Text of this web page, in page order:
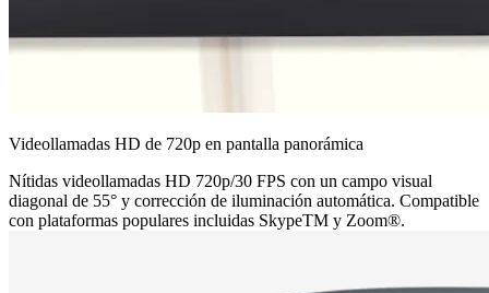
Videollamadas HD de 720p en pantalla panorámica
Nítidas videollamadas HD 720p/30 FPS con un campo visual
diagonal de 55° y corrección de iluminación automática. Compatible
con plataformas populares incluidas SkypeTM y Zoom®.